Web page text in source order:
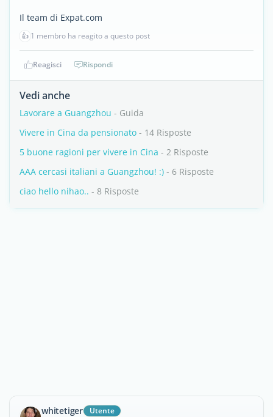
Il team di Expat.com
👍 1 membro ha reagito a questo post
Reagisci Rispondi
Vedi anche
Lavorare a Guangzhou - Guida
Vivere in Cina da pensionato - 14 Risposte
5 buone ragioni per vivere in Cina - 2 Risposte
AAA cercasi italiani a Guangzhou! :) - 6 Risposte
ciao hello nihao.. - 8 Risposte
whitetiger Utente